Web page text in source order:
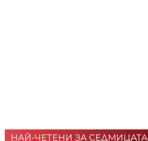
НАЙ-ЧЕТЕНИ ЗА СЕДМИЦАТА